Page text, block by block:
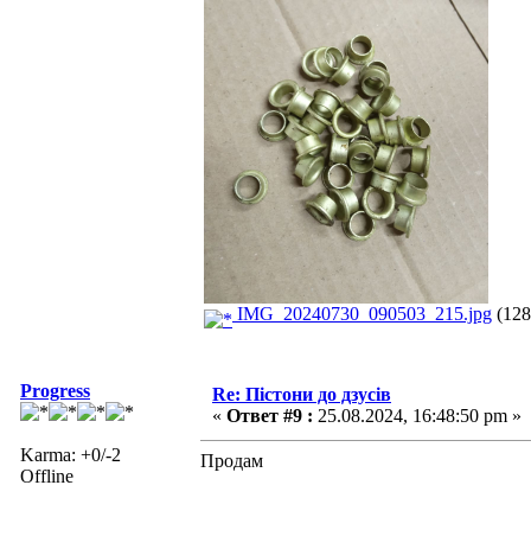
IMG_20240730_090503_215.jpg
Progress
Karma: +0/-2
Offline
Re: Пістони до дзусів
« Ответ #9 : 25.08.2024, 16:48:50 pm »
Продам